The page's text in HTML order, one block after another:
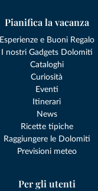
Pianifica la vacanza
Esperienze e Buoni Regalo
I nostri Gadgets Dolomiti
Cataloghi
Curiosità
Eventi
Itinerari
News
Ricette tipiche
Raggiungere le Dolomiti
Previsioni meteo
Per gli utenti